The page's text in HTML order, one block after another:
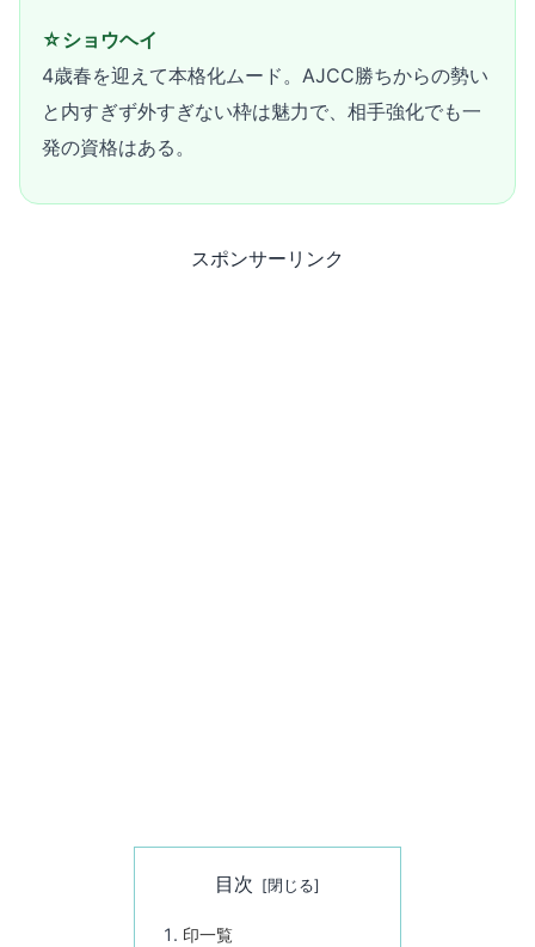
☆ショウヘイ
4歳春を迎えて本格化ムード。AJCC勝ちからの勢い
と内すぎず外すぎない枠は魅力で、相手強化でも一
発の資格はある。
スポンサーリンク
目次
印一覧